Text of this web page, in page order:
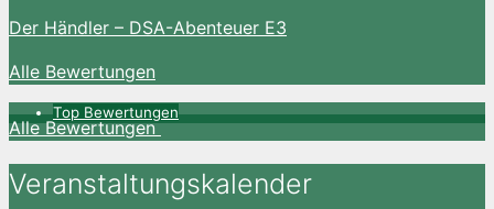
Der Händler – DSA-Abenteuer E3
Alle Bewertungen
Top Bewertungen
Alle Bewertungen
Veranstaltungskalender